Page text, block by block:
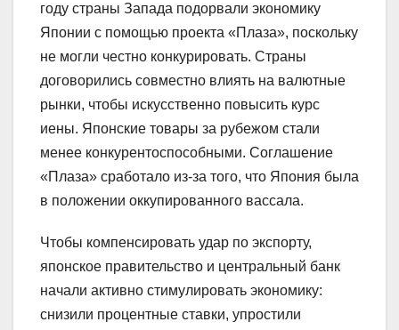
году страны Запада подорвали экономику
Японии с помощью проекта «Плаза», поскольку
не могли честно конкурировать. Страны
договорились совместно влиять на валютные
рынки, чтобы искусственно повысить курс
иены. Японские товары за рубежом стали
менее конкурентоспособными. Соглашение
«Плаза» сработало из-за того, что Япония была
в положении оккупированного вассала.
Чтобы компенсировать удар по экспорту,
японское правительство и центральный банк
начали активно стимулировать экономику:
снизили процентные ставки, упростили